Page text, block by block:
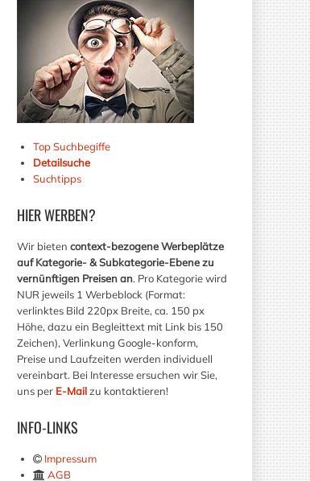
Top Suchbegiffe
Detailsuche
Suchtipps
HIERWERBEN?
Wir bieten context-bezogene Werbeplätze
auf Kategorie- & Subkategorie-Ebene zu
vernünftigen Preisen an. Pro Kategorie wird
NUR jeweils 1 Werbeblock (Format:
verlinktes Bild 220px Breite, ca. 150 px
Höhe, dazu ein Begleittext mit Link bis 150
Zeichen), Verlinkung Google-konform,
Preise und Laufzeiten werden individuell
vereinbart. Bei Interesse ersuchen wir Sie,
uns per E-Mailzu kontaktieren!
INFO-LINKS
Impressum
AGB